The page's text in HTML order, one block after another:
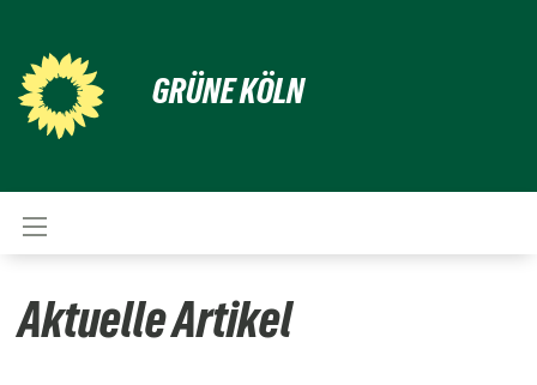
GRÜNE KÖLN
Aktuelle Artikel